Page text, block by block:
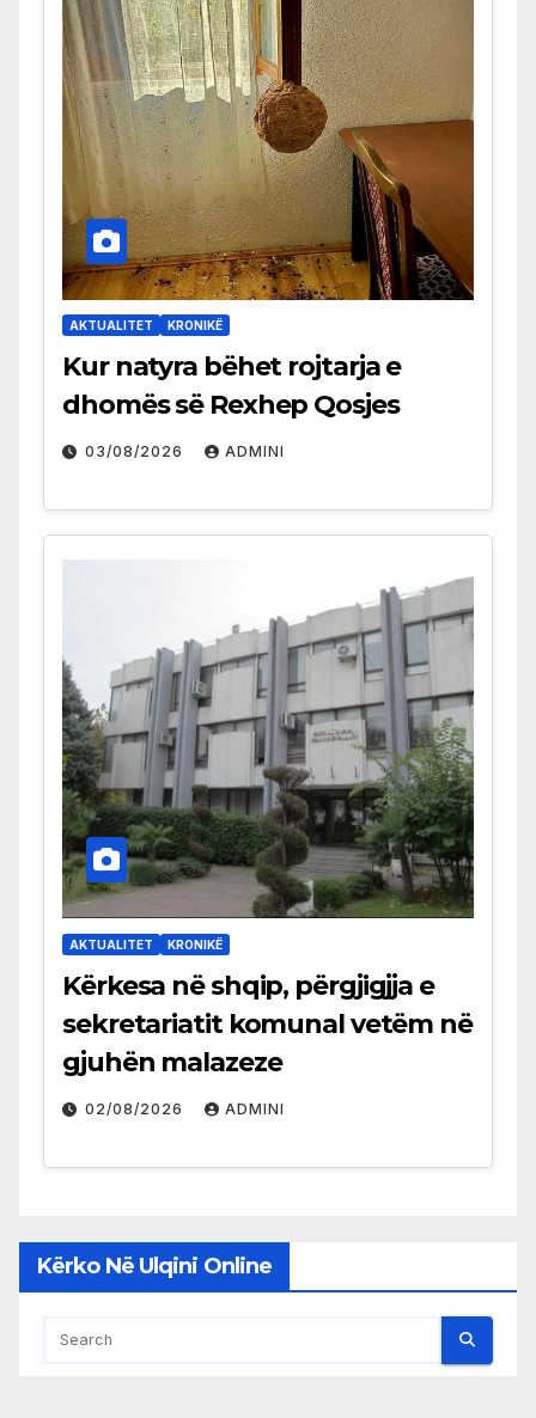
AKTUALITET KRONIKË
Kur natyra bëhet rojtarja e
dhomës së Rexhep Qosjes
03/08/2026 ADMINI
AKTUALITET KRONIKË
Kërkesa në shqip, përgjigjja e
sekretariatit komunal vetëm në
gjuhën malazeze
02/08/2026 ADMINI
Kërko Në Ulqini Online